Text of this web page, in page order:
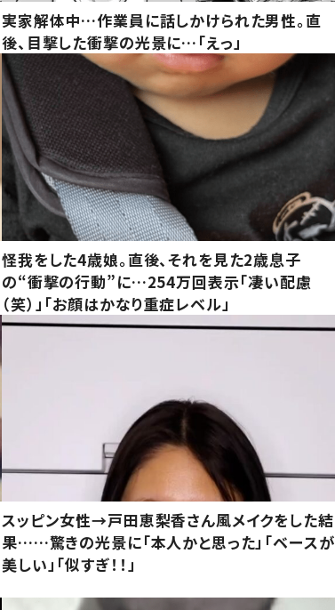
実家解体中…作業員に話しかけられた男性。直
後、目撃した衝撃の光景に…「えっ」
怪我をした4歳娘。直後、それを見た2歳息子
の“衝撃の行動”に…254万回表示「凄い配慮
（笑）」「お顔はかなり重症レベル」
スッピン女性→戸田恵梨香さん風メイクをした結
果……驚きの光景に「本人かと思った」「ベースが
美しい」「似すぎ！！」